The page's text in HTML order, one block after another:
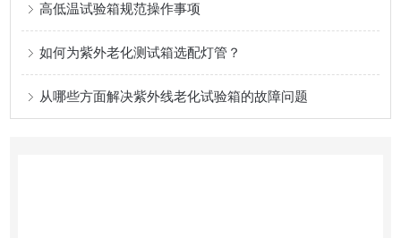
高低温试验箱规范操作事项
如何为紫外老化测试箱选配灯管？
从哪些方面解决紫外线老化试验箱的故障问题